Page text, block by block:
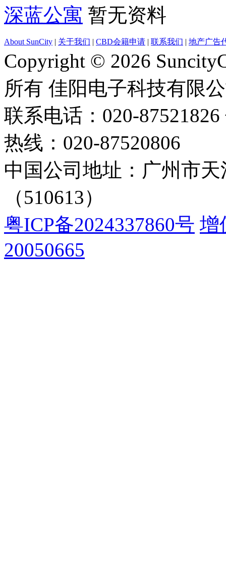
深蓝公寓 暂无资料
About SunCity | 关于我们 | CBD会籍申请 | 联系我们 | 地产广告
Copyright © 2026
所有 佳阳电子科技有限
联系电话：020-
热线：020-87520806
中国公司地址：广州市
（510613）
粤ICP备2024337860号 增
20050665